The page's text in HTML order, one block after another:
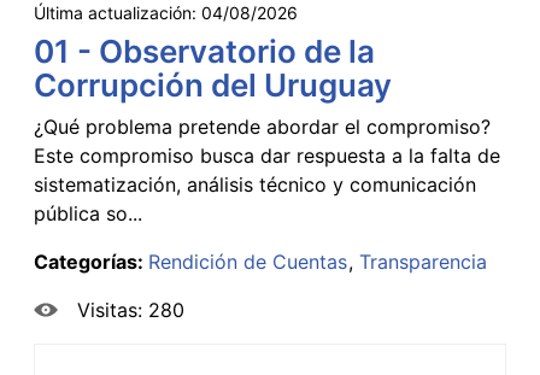
Última actualización: 04/08/2026
01 - Observatorio de la
Corrupción del Uruguay
¿Qué problema pretende abordar el compromiso?
Este compromiso busca dar respuesta a la falta de
sistematización, análisis técnico y comunicación
pública so...
Categorías: Rendición de Cuentas Transparencia
Visitas: 280